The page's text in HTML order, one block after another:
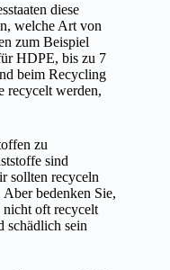
diese
welche Art von
zum Beispiel
HDPE, bis zu 7
beim Recycling
recycelt werden,
zu
sind
sollten recyceln
Aber bedenken Sie,
oft recycelt
schädlich sein